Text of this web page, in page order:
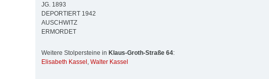
JG. 1893
DEPORTIERT 1942
AUSCHWITZ
ERMORDET
Weitere Stolpersteine in Klaus-Groth-Straße 64:
Elisabeth Kassel , Walter Kassel